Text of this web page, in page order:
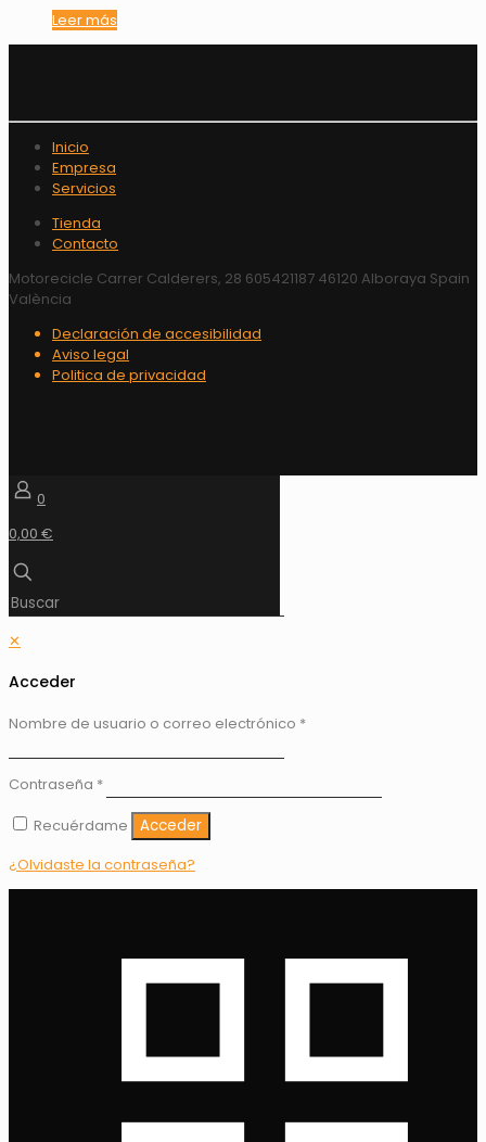
Leer más
Inicio
Empresa
Servicios
Tienda
Contacto
Motorecicle Carrer Calderers, 28 605421187 46120 Alboraya Spain
València
Declaración de accesibilidad
Aviso legal
Politica de privacidad
0
0,00 €
✕
Acceder
Nombre de usuario o correo electrónico *
Contraseña *
Recuérdame
Acceder
¿Olvidaste la contraseña?